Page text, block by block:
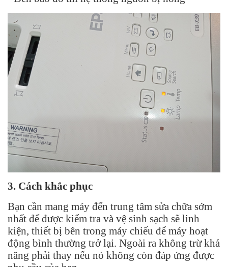
3. Cách khắc phục
Bạn cần mang máy đến trung tâm sửa chữa sớm
nhất để được kiểm tra và vệ sinh sạch sẽ linh
kiện, thiết bị bên trong máy chiếu để máy hoạt
động bình thường trở lại. Ngoài ra không trừ khả
năng phải thay nếu nó không còn đáp ứng được